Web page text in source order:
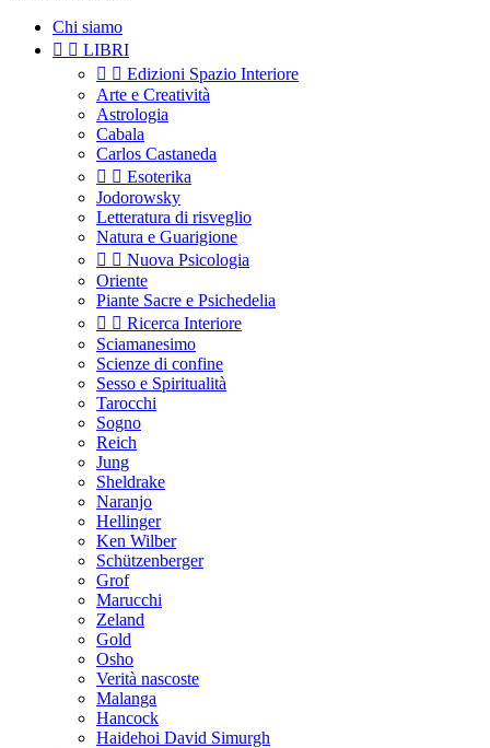
Chi siamo
  LIBRI
  Edizioni Spazio Interiore
Arte e Creatività
Astrologia
Cabala
Carlos Castaneda
  Esoterika
Jodorowsky
Letteratura di risveglio
Natura e Guarigione
  Nuova Psicologia
Oriente
Piante Sacre e Psichedelia
  Ricerca Interiore
Sciamanesimo
Scienze di confine
Sesso e Spiritualità
Tarocchi
Sogno
Reich
Jung
Sheldrake
Naranjo
Hellinger
Ken Wilber
Schützenberger
Grof
Marucchi
Zeland
Gold
Osho
Verità nascoste
Malanga
Hancock
Haidehoi David Simurgh